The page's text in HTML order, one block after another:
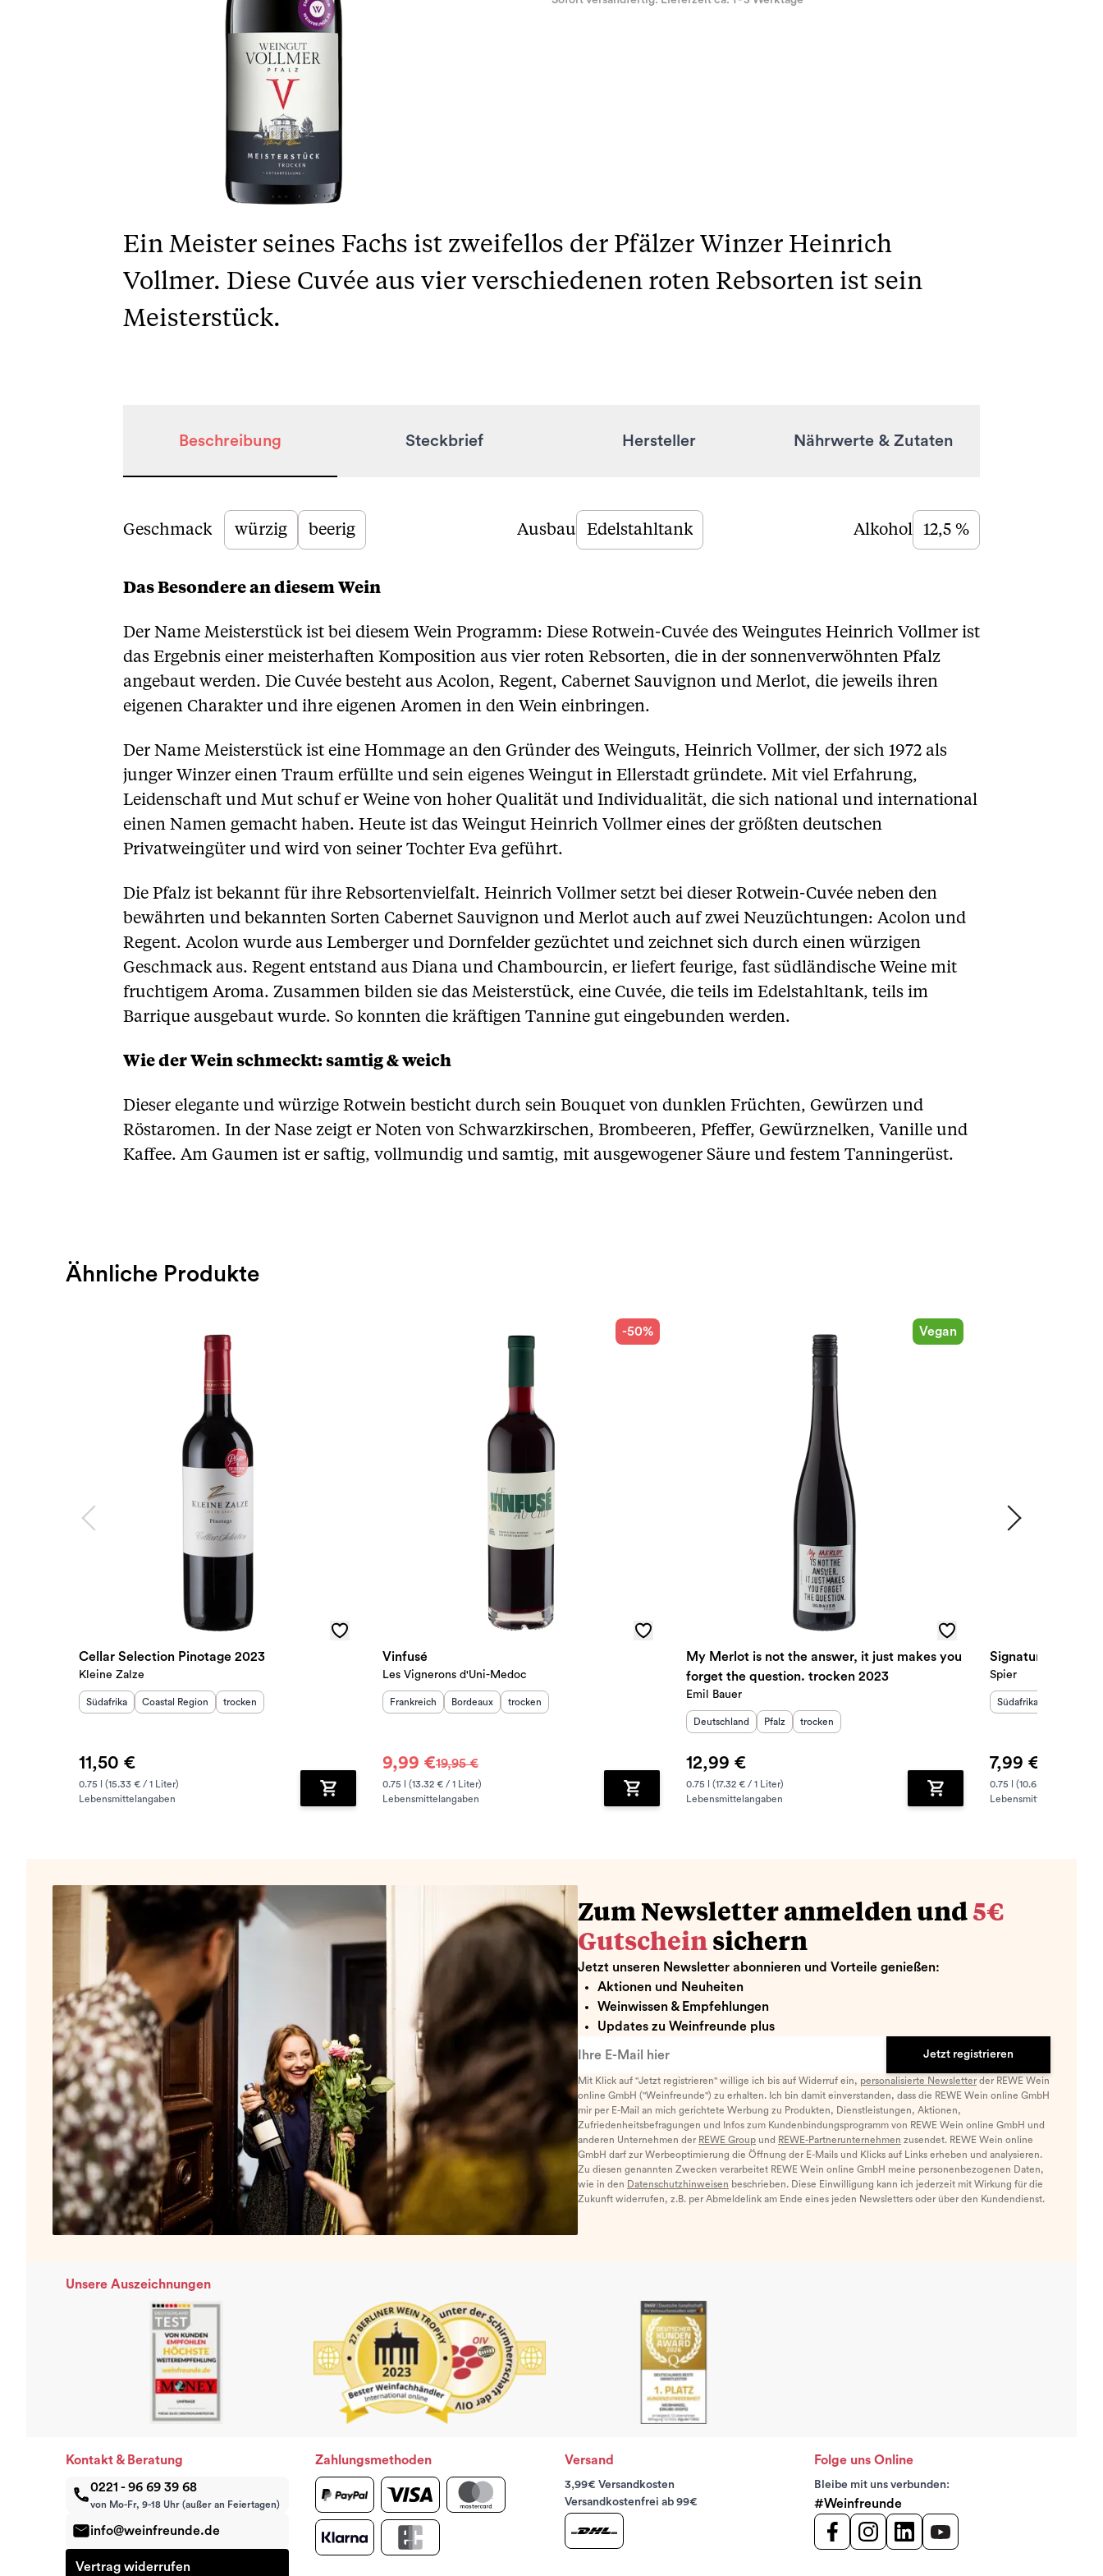
Ein Meister seines Fachs ist zweifellos der Pfälzer Winzer Heinrich
Vollmer. Diese Cuvée aus vier verschiedenen roten Rebsorten ist sein
Meisterstück.
Beschreibung Steckbrief Hersteller Nährwerte & Zutaten
Beschreibung
Geschmack würzig beerig Ausbau Edelstahltank Alkohol 12,5 %
Das Besondere an diesem Wein
Der Name Meisterstück ist bei diesem Wein Programm: Diese Rotwein-Cuvée des Weingutes Heinrich Vollmer ist
das Ergebnis einer meisterhaften Komposition aus vier roten Rebsorten, die in der sonnenverwöhnten Pfalz
angebaut werden. Die Cuvée besteht aus Acolon, Regent, Cabernet Sauvignon und Merlot, die jeweils ihren
eigenen Charakter und ihre eigenen Aromen in den Wein einbringen.
Der Name Meisterstück ist eine Hommage an den Gründer des Weinguts, Heinrich Vollmer, der sich 1972 als
junger Winzer einen Traum erfüllte und sein eigenes Weingut in Ellerstadt gründete. Mit viel Erfahrung,
Leidenschaft und Mut schuf er Weine von hoher Qualität und Individualität, die sich national und international
einen Namen gemacht haben. Heute ist das Weingut Heinrich Vollmer eines der größten deutschen
Privatweingüter und wird von seiner Tochter Eva geführt.
Die Pfalz ist bekannt für ihre Rebsortenvielfalt. Heinrich Vollmer setzt bei dieser Rotwein-Cuvée neben den
bewährten und bekannten Sorten Cabernet Sauvignon und Merlot auch auf zwei Neuzüchtungen: Acolon und
Regent. Acolon wurde aus Lemberger und Dornfelder gezüchtet und zeichnet sich durch einen würzigen
Geschmack aus. Regent entstand aus Diana und Chambourcin, er liefert feurige, fast südländische Weine mit
fruchtigem Aroma. Zusammen bilden sie das Meisterstück, eine Cuvée, die teils im Edelstahltank, teils im
Barrique ausgebaut wurde. So konnten die kräftigen Tannine gut eingebunden werden.
Wie der Wein schmeckt: samtig & weich
Dieser elegante und würzige Rotwein besticht durch sein Bouquet von dunklen Früchten, Gewürzen und
Röstaromen. In der Nase zeigt er Noten von Schwarzkirschen, Brombeeren, Pfeffer, Gewürznelken, Vanille und
Kaffee. Am Gaumen ist er saftig, vollmundig und samtig, mit ausgewogener Säure und festem Tanningerüst.
Ähnliche Produkte
Cellar Selection Pinotage 2023
Kleine Zalze
Herkunftsland:
Südafrika Herkunftsregion
Coastal Region Geschmack
trocken
11,50 €
0.75 l (15.33 € / 1 Liter)
Lebensmittelangaben
Zum Warenkorb hinzufügen
-50%
Vinfusé
Les Vignerons d'Uni-Medoc
Herkunftsland :
Frankreich Herkunftsregion:
Bordeaux Geschmack
trocken
9,99 €19,95 €
0.75 l (13.32 € / 1 Liter)
Lebensmittelangaben
Zum Warenkorb hinzufügen
Vegan
My Merlot is not the answer, it just makes you
forget the question. trocken 2023
Emil Bauer
Herkunftsland
Deutschland Herkunftsregion
Pfalz Geschmack
trocken
12,99 €
0.75 l (17.32 € / 1 Liter)
Lebensmittelangaben
Zum Warenkorb hinzufügen
Signature Merlot
Spier
Herkunftsland
Südafrika
7,99 €
0.75 l (10.65 € / 1 Liter)
Lebensmittelangaben
Zum Newsletter anmelden und 5€
Gutschein sichern
Jetzt unseren Newsletter abonnieren und Vorteile genießen:
Aktionen und Neuheiten
Weinwissen & Empfehlungen
Updates zu Weinfreunde plus
Jetzt registrieren
Mit Klick auf "Jetzt registrieren" willige ich bis auf Widerruf ein, personalisierte Newsletterder REWE Wein
online GmbH ("Weinfreunde") zu erhalten. Ich bin damit einverstanden, dass die REWE Wein online GmbH
mir per E-Mail an mich gerichtete Werbung zu Produkten, Dienstleistungen, Aktionen,
Zufriedenheitsbefragungen und Infos zum Kundenbindungsprogramm von REWE Wein online GmbH und
anderen Unternehmen der REWE Group und REWE-Partnerunternehmen zusendet. REWE Wein online
GmbH darf zur Werbeoptimierung die Öffnung der E-Mails und Klicks auf Links erheben und analysieren.
Zu diesen genannten Zwecken verarbeitet REWE Wein online GmbH meine personenbezogenen Daten,
wie in den Datenschutzhinweisen beschrieben. Diese Einwilligung kann ich jederzeit mit Wirkung für die
Zukunft widerrufen, z.B. per Abmeldelink am Ende eines jeden Newsletters oder über den Kundendienst.
Unsere Auszeichnungen
Kontakt & Beratung
0221 - 96 69 39 68
von Mo-Fr, 9-18 Uhr (außer an Feiertagen)
info@weinfreunde.de
Vertrag widerrufen
Zahlungsmethoden Versand
3,99€ Versandkosten
Versandkostenfrei ab 99€
Folge uns Online
Bleibe mit uns verbunden:
#Weinfreunde